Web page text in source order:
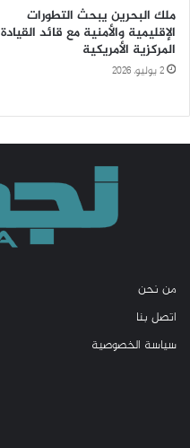
ملك البحرين يبحث التطورات
الإقليمية والأمنية مع قائد القيادة
المركزية الأمريكية
2 يوليو، 2026
من نحن
اتصل بنا
سياسة الخصوصية